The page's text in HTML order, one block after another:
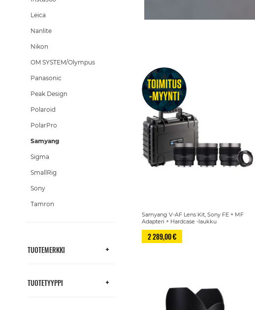
Samyang V-AF Lens Kit, Sony FE + MF
Adapteri + Hardcase -laukku
2 289,00 €
Leica
Nanlite
Nikon
OM SYSTEM/Olympus
Panasonic
Peak Design
Polaroid
PolarPro
Samyang
Sigma
SmallRig
Sony
Tamron
TUOTEMERKKI
TUOTETYYPPI